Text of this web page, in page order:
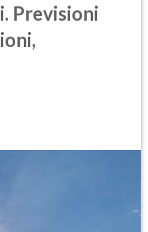
Previsioni